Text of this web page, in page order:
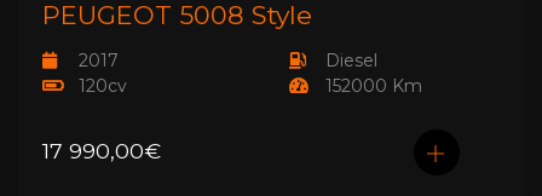
PEUGEOT 5008 Style
2017
120cv
Diesel
152000 Km
17 990,00€